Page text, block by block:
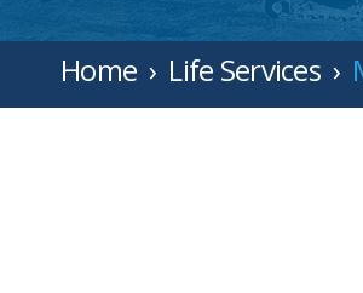
Home Life Services